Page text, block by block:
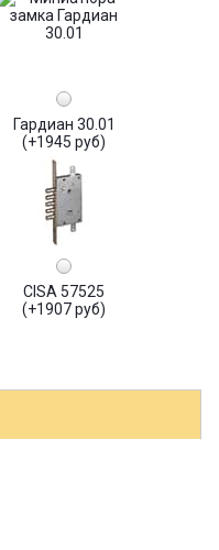
Гардиан 30.01
(+1945 руб)
CISA 57525
(+1907 руб)